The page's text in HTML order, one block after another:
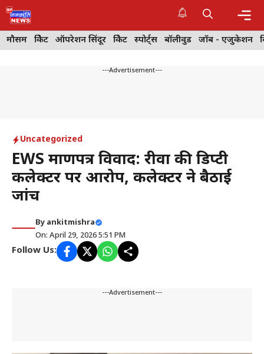
Skip
to
content
मौसम क्रिकेट ऑपरेशन सिंदूर क्रिकेट स्पोर्ट्स बॉलीवुड जॉब - एजुकेशन
---Advertisement---
Uncategorized
EWS प्रमाणपत्र विवाद: रीवा की डिप्टी
कलेक्टर पर आरोप, कलेक्टर ने बैठाई
जांच
By ankitmishra
On: April 29, 2026 5:51 PM
Follow Us:
---Advertisement---